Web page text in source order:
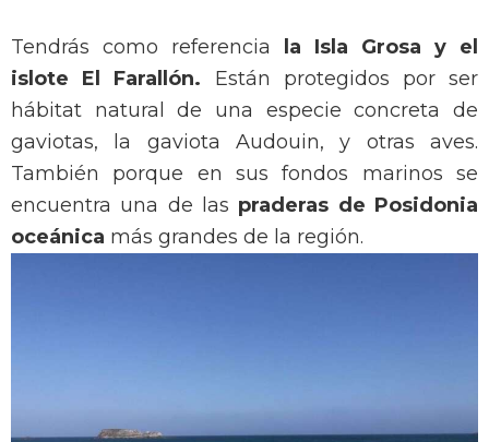
Tendrás como referencia
la Isla Grosa y el
islote El Farallón. Están protegidos por ser
hábitat natural de una especie concreta de
gaviotas, la gaviota Audouin, y otras aves.
También porque en sus fondos marinos se
encuentra una de las praderas de Posidonia
oceánica más grandes de la región.